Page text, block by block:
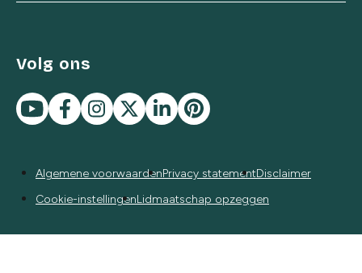
Volg ons
Algemene voorwaardenPrivacy statementDisclaimer
Cookie-instellingenLidmaatschap opzeggen